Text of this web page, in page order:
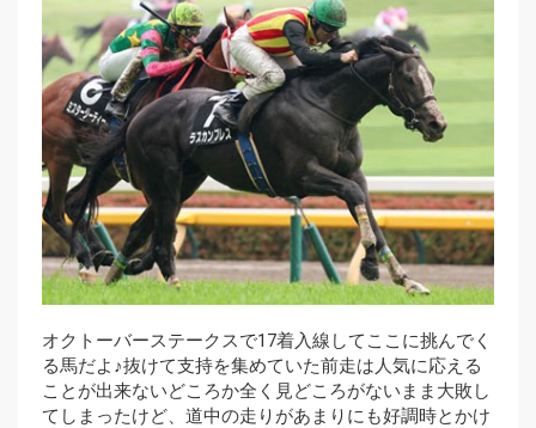
オクトーバーステークスで17着入線してここに挑んでく
る馬だよ♪抜けて支持を集めていた前走は人気に応える
ことが出来ないどころか全く見どころがないまま大敗し
てしまったけど、道中の走りがあまりにも好調時とかけ